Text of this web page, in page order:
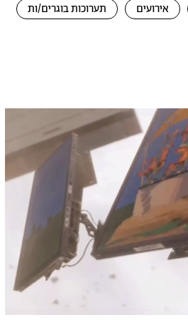
אירועים תערוכות בוגרים/ות